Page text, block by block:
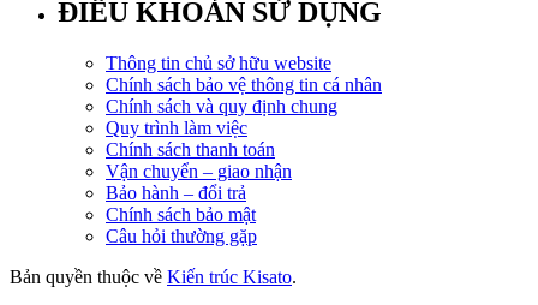
ĐIỀU KHOẢN SỬ DỤNG
Thông tin chủ sở hữu website
Chính sách bảo vệ thông tin cá nhân
Chính sách và quy định chung
Quy trình làm việc
Chính sách thanh toán
Vận chuyển – giao nhận
Bảo hành – đổi trả
Chính sách bảo mật
Câu hỏi thường gặp
Bản quyền thuộc về Kiến trúc Kisato.